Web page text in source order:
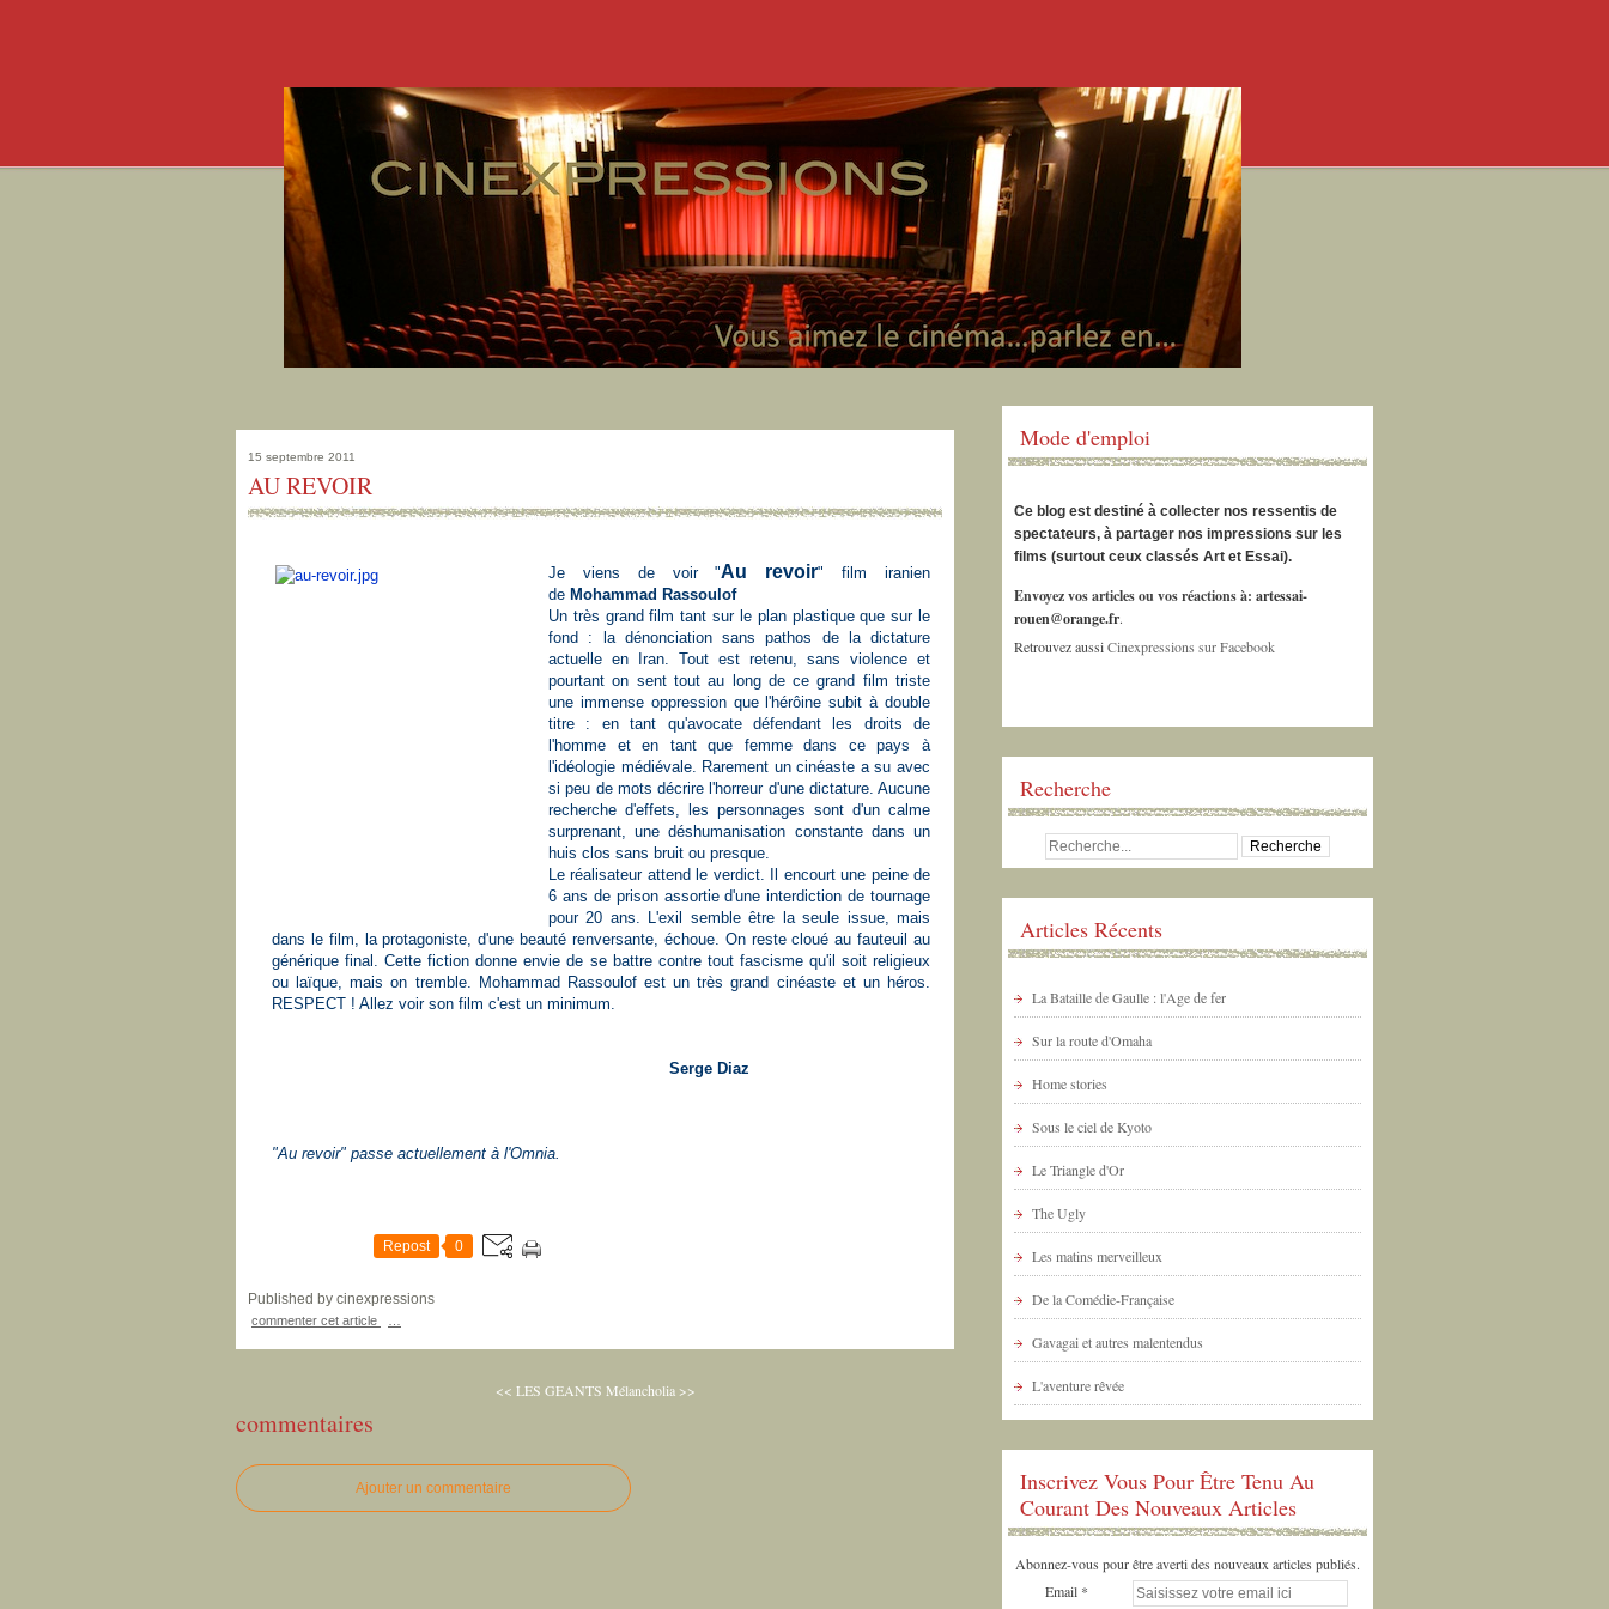
15 septembre 2011
AU REVOIR
Je viens de voir "Au revoir" film iranien
de Mohammad Rassoulof
Un très grand film tant sur le plan plastique que sur le
fond : la dénonciation sans pathos de la dictature
actuelle en Iran. Tout est retenu, sans violence et
pourtant on sent tout au long de ce grand film triste
une immense oppression que l'hérôine subit à double
titre : en tant qu'avocate défendant les droits de
l'homme et en tant que femme dans ce pays à
l'idéologie médiévale. Rarement un cinéaste a su avec
si peu de mots décrire l'horreur d'une dictature. Aucune
recherche d'effets, les personnages sont d'un calme
surprenant, une déshumanisation constante dans un
huis clos sans bruit ou presque.
Le réalisateur attend le verdict. Il encourt une peine de
6 ans de prison assortie d'une interdiction de tournage
pour 20 ans. L'exil semble être la seule issue, mais
dans le film, la protagoniste, d'une beauté renversante, échoue. On reste cloué au fauteuil au
générique final. Cette fiction donne envie de se battre contre tout fascisme qu'il soit religieux
ou laïque, mais on tremble. Mohammad Rassoulof est un très grand cinéaste et un héros.
RESPECT ! Allez voir son film c'est un minimum.
Serge Diaz
"Au revoir" passe actuellement à l'Omnia.
Repost 0
Published by cinexpressions
commenter cet article …
<< LES GEANTS Mélancholia >>
commentaires
Ajouter un commentaire
Mode d'emploi
Ce blog est destiné à collecter nos ressentis de
spectateurs, à partager nos impressions sur les
films (surtout ceux classés Art et Essai).
Envoyez vos articles ou vos réactions à: artessai-
rouen@orange.fr.
Retrouvez aussiCinexpressions sur Facebook
Recherche
Articles Récents
La Bataille de Gaulle : l'Age de fer
Sur la route d'Omaha
Home stories
Sous le ciel de Kyoto
Le Triangle d'Or
The Ugly
Les matins merveilleux
De la Comédie-Française
Gavagai et autres malentendus
L'aventure rêvée
Inscrivez Vous Pour Être Tenu Au
Courant Des Nouveaux Articles
Abonnez-vous pour être averti des nouveaux articles publiés.
Email